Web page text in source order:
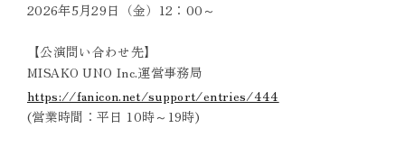
2026年5月29日（金）12：00～
【公演問い合わせ先】
MISAKO UNO Inc.運営事務局
https://fanicon.net/support/entries/444
(営業時間：平日 10時～19時)